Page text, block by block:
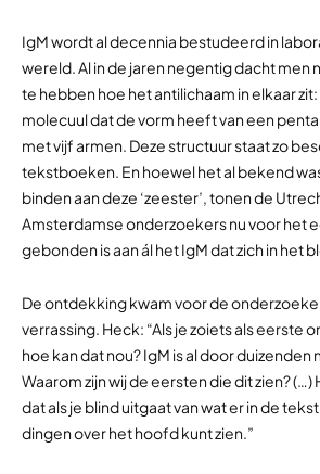
IgM wordt al decennia bestudeerd in
wereld. Al in de jaren negentig dacht men
te hebben hoe het antilichaam in elkaar
molecuul dat de vorm heeft van een
met vijf armen. Deze structuur staat zo
tekstboeken. En hoewel het al bekend
binden aan deze ‘zeester’, tonen de
Amsterdamse onderzoekers nu voor het
gebonden is aan ál het IgM dat zich in het
De ontdekking kwam voor de
verrassing. Heck: “Als je zoiets als eerste
hoe kan dat nou? IgM is al door
Waarom zijn wij de eersten die dit zien? (…)
dat als je blind uitgaat van wat er in de
dingen over het hoofd kunt zien.”